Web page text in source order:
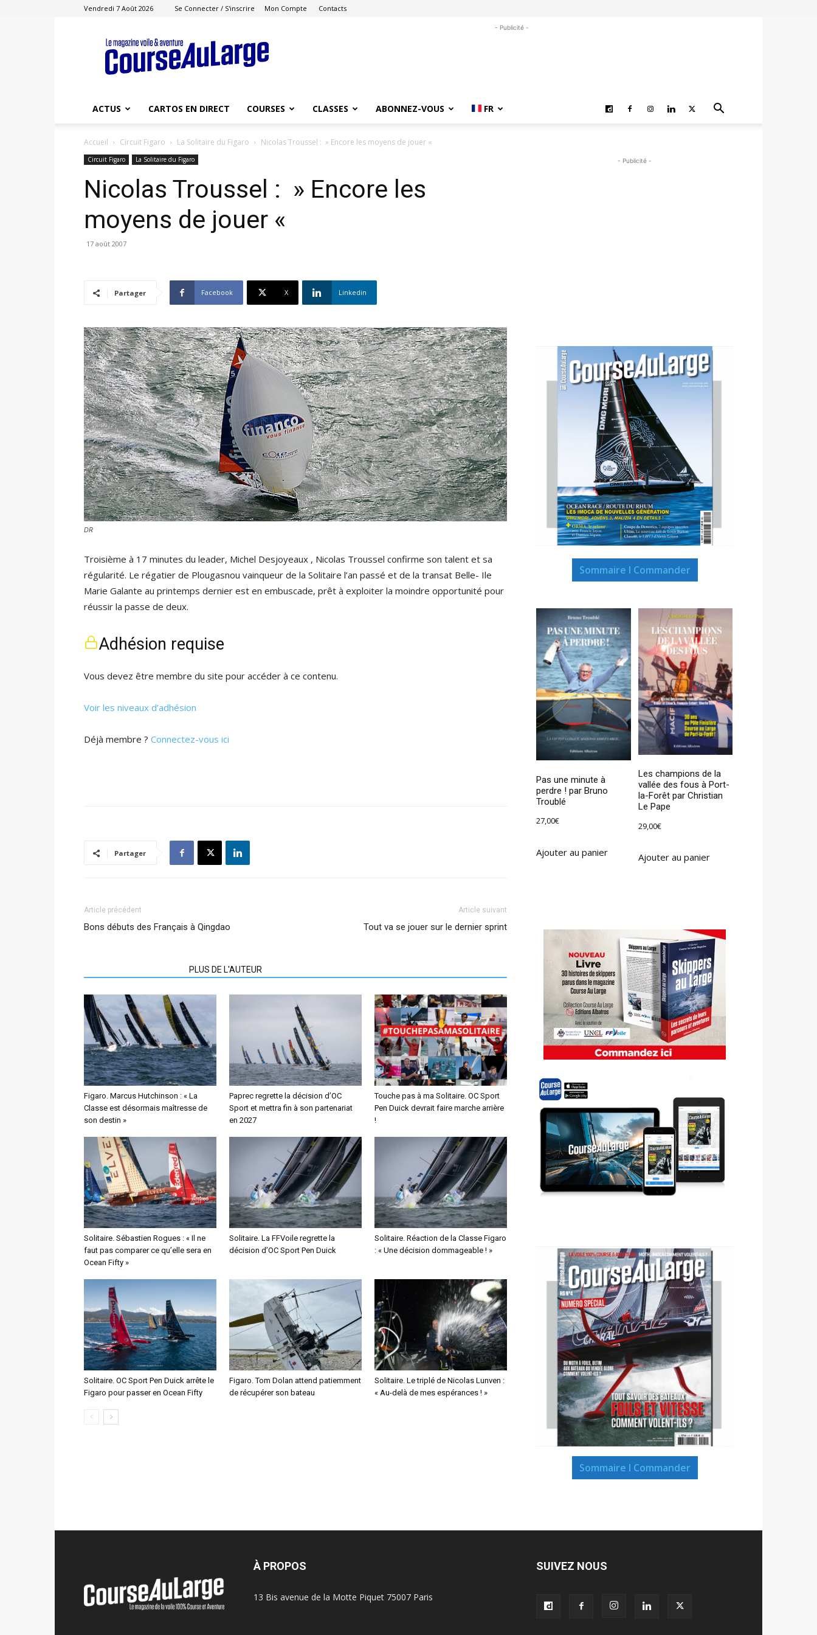
Vendredi 7 Août 2026 Se Connecter / S'inscrire Mon Compte Contacts
Course
au
Large
- Publicité -
ACTUS CARTOS EN DIRECT COURSES CLASSES ABONNEZ-VOUS FR
Accueil Circuit Figaro La Solitaire du Figaro Nicolas Troussel : » Encore les moyens de jouer «
Circuit Figaro La Solitaire du Figaro
Nicolas Troussel : » Encore les
moyens de jouer «
17 août 2007
Partager Facebook X Linkedin
DR
Troisième à 17 minutes du leader, Michel Desjoyeaux , Nicolas Troussel confirme son talent et sa
régularité. Le régatier de Plougasnou vainqueur de la Solitaire l’an passé et de la transat Belle- Ile
Marie Galante au printemps dernier est en embuscade, prêt à exploiter la moindre opportunité pour
réussir la passe de deux.
Adhésion requise
Vous devez être membre du site pour accéder à ce contenu.
Voir les niveaux d’adhésion
Déjà membre ? Connectez-vous ici
Partager
Article précédent
Bons débuts des Français à Qingdao
Article suivant
Tout va se jouer sur le dernier sprint
PLUS DE L'AUTEUR
Figaro. Marcus Hutchinson : « La
Classe est désormais maîtresse de
son destin »
Paprec regrette la décision d’OC
Sport et mettra fin à son partenariat
en 2027
Touche pas à ma Solitaire. OC Sport
Pen Duick devrait faire marche arrière
!
Solitaire. Sébastien Rogues : « Il ne
faut pas comparer ce qu’elle sera en
Ocean Fifty »
Solitaire. La FFVoile regrette la
décision d’OC Sport Pen Duick
Solitaire. Réaction de la Classe Figaro
: « Une décision dommageable ! »
Solitaire. OC Sport Pen Duick arrête le
Figaro pour passer en Ocean Fifty
Figaro. Tom Dolan attend patiemment
de récupérer son bateau
Solitaire. Le triplé de Nicolas Lunven :
« Au-delà de mes espérances ! »
- Publicité -
Sommaire I Commander
Pas une minute à
perdre ! par Bruno
Troublé
27,00€
Ajouter au panier
Les champions de la
vallée des fous à Port-
la-Forêt par Christian
Le Pape
29,00€
Ajouter au panier
Sommaire I Commander
À PROPOS
13 Bis avenue de la Motte Piquet 75007 Paris
SUIVEZ NOUS